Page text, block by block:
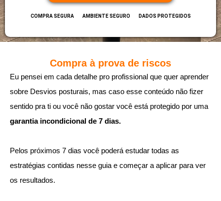
COMPRA SEGURA AMBIENTE SEGURO DADOS PROTEGIDOS
Compra à prova de riscos
Eu pensei em cada detalhe pro profissional que quer aprender
sobre Desvios posturais, mas caso esse conteúdo não fizer
sentido pra ti ou você não gostar você está protegido por uma
garantia incondicional de 7 dias.
Pelos próximos 7 dias você poderá estudar todas as
estratégias contidas nesse guia e começar a aplicar para ver
os resultados.